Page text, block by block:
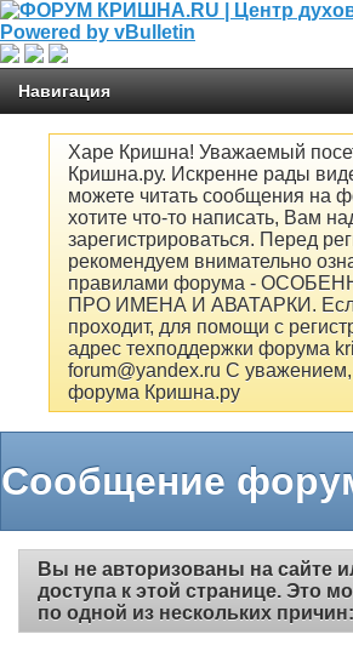
Навигация
Харе Кришна! Уважаемый
Кришна.ру. Искренне рады
можете читать сообщения на
хотите что-то написать, Вам
зарегистрироваться. Перед
рекомендуем внимательно
правилами форума -
ПРО ИМЕНА И АВАТАРКИ.
проходит, для помощи с
адрес техподдержки форума
forum@yandex.ru С
форума Кришна.ру
Сообщение
Вы не авторизованы на сайте
доступа к этой странице. Это
по одной из нескольких причин: